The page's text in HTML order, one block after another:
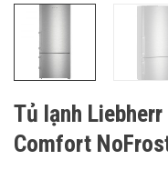
Tủ lạnh
Comfort